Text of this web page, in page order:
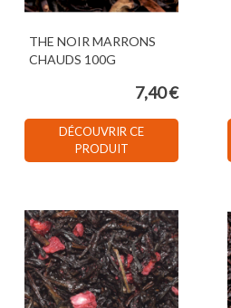
THE NOIR MARRONS
CHAUDS 100G
7,40 €
DÉCOUVRIR CE
PRODUIT